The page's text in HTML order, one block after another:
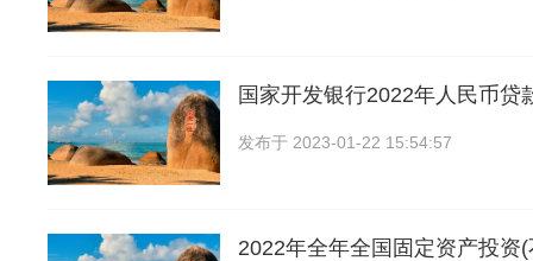
国家开发银行2022年人民币贷
发布于 2023-01-22 15:54:57
2022年全年全国固定资产投资